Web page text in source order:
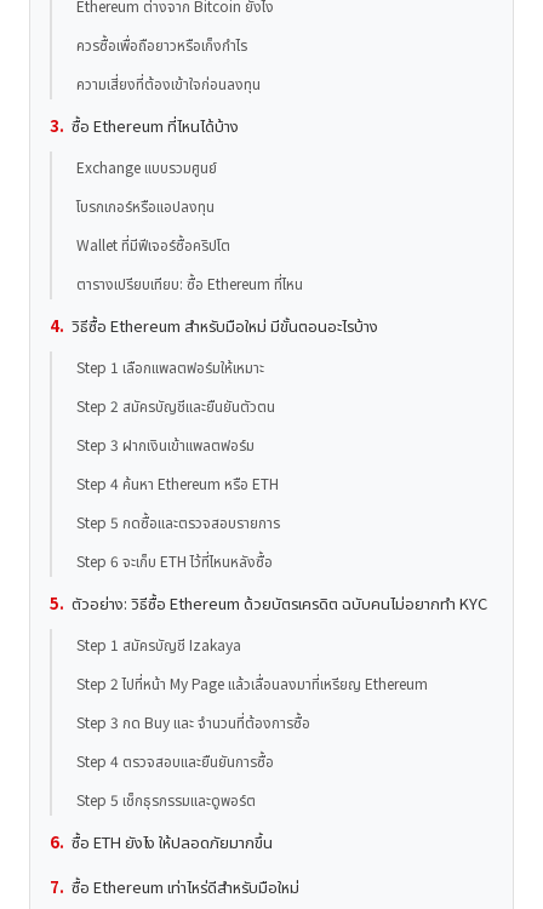
Ethereum ต่างจาก Bitcoin ยังไง
ควรซื้อเพื่อถือยาวหรือเก็งกำไร
ความเสี่ยงที่ต้องเข้าใจก่อนลงทุน
ซื้อ Ethereum ที่ไหนได้บ้าง
Exchange แบบรวมศูนย์
โบรกเกอร์หรือแอปลงทุน
Wallet ที่มีฟีเจอร์ซื้อคริปโต
ตารางเปรียบเทียบ: ซื้อ Ethereum ที่ไหน
วิธีซื้อ Ethereum สำหรับมือใหม่ มีขั้นตอนอะไรบ้าง
Step 1 เลือกแพลตฟอร์มให้เหมาะ
Step 2 สมัครบัญชีและยืนยันตัวตน
Step 3 ฝากเงินเข้าแพลตฟอร์ม
Step 4 ค้นหา Ethereum หรือ ETH
Step 5 กดซื้อและตรวจสอบรายการ
Step 6 จะเก็บ ETH ไว้ที่ไหนหลังซื้อ
ตัวอย่าง: วิธีซื้อ Ethereum ด้วยบัตรเครดิต ฉบับคนไม่อยากทำ KYC
Step 1 สมัครบัญชี Izakaya
Step 2 ไปที่หน้า My Page แล้วเลื่อนลงมาที่เหรียญ Ethereum
Step 3 กด Buy และ จำนวนที่ต้องการซื้อ
Step 4 ตรวจสอบและยืนยันการซื้อ
Step 5 เช็กธุรกรรมและดูพอร์ต
ซื้อ ETH ยังไง ให้ปลอดภัยมากขึ้น
ซื้อ Ethereum เท่าไหร่ดีสำหรับมือใหม่